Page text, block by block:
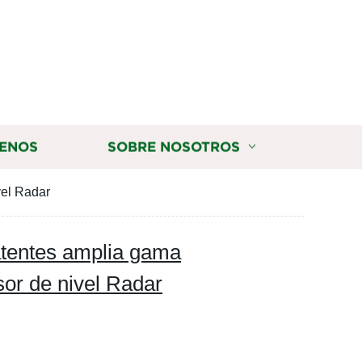
SOBRE NOSOTROS
Radar
amplia gama
de nivel Radar